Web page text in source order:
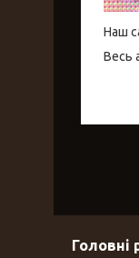
Наш
Весь
Головні